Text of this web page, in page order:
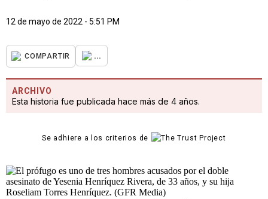
12 de mayo de 2022 - 5:51 PM
COMPARTIR ...
ARCHIVO
Esta historia fue publicada hace más de 4 años.
Se adhiere a los criterios de